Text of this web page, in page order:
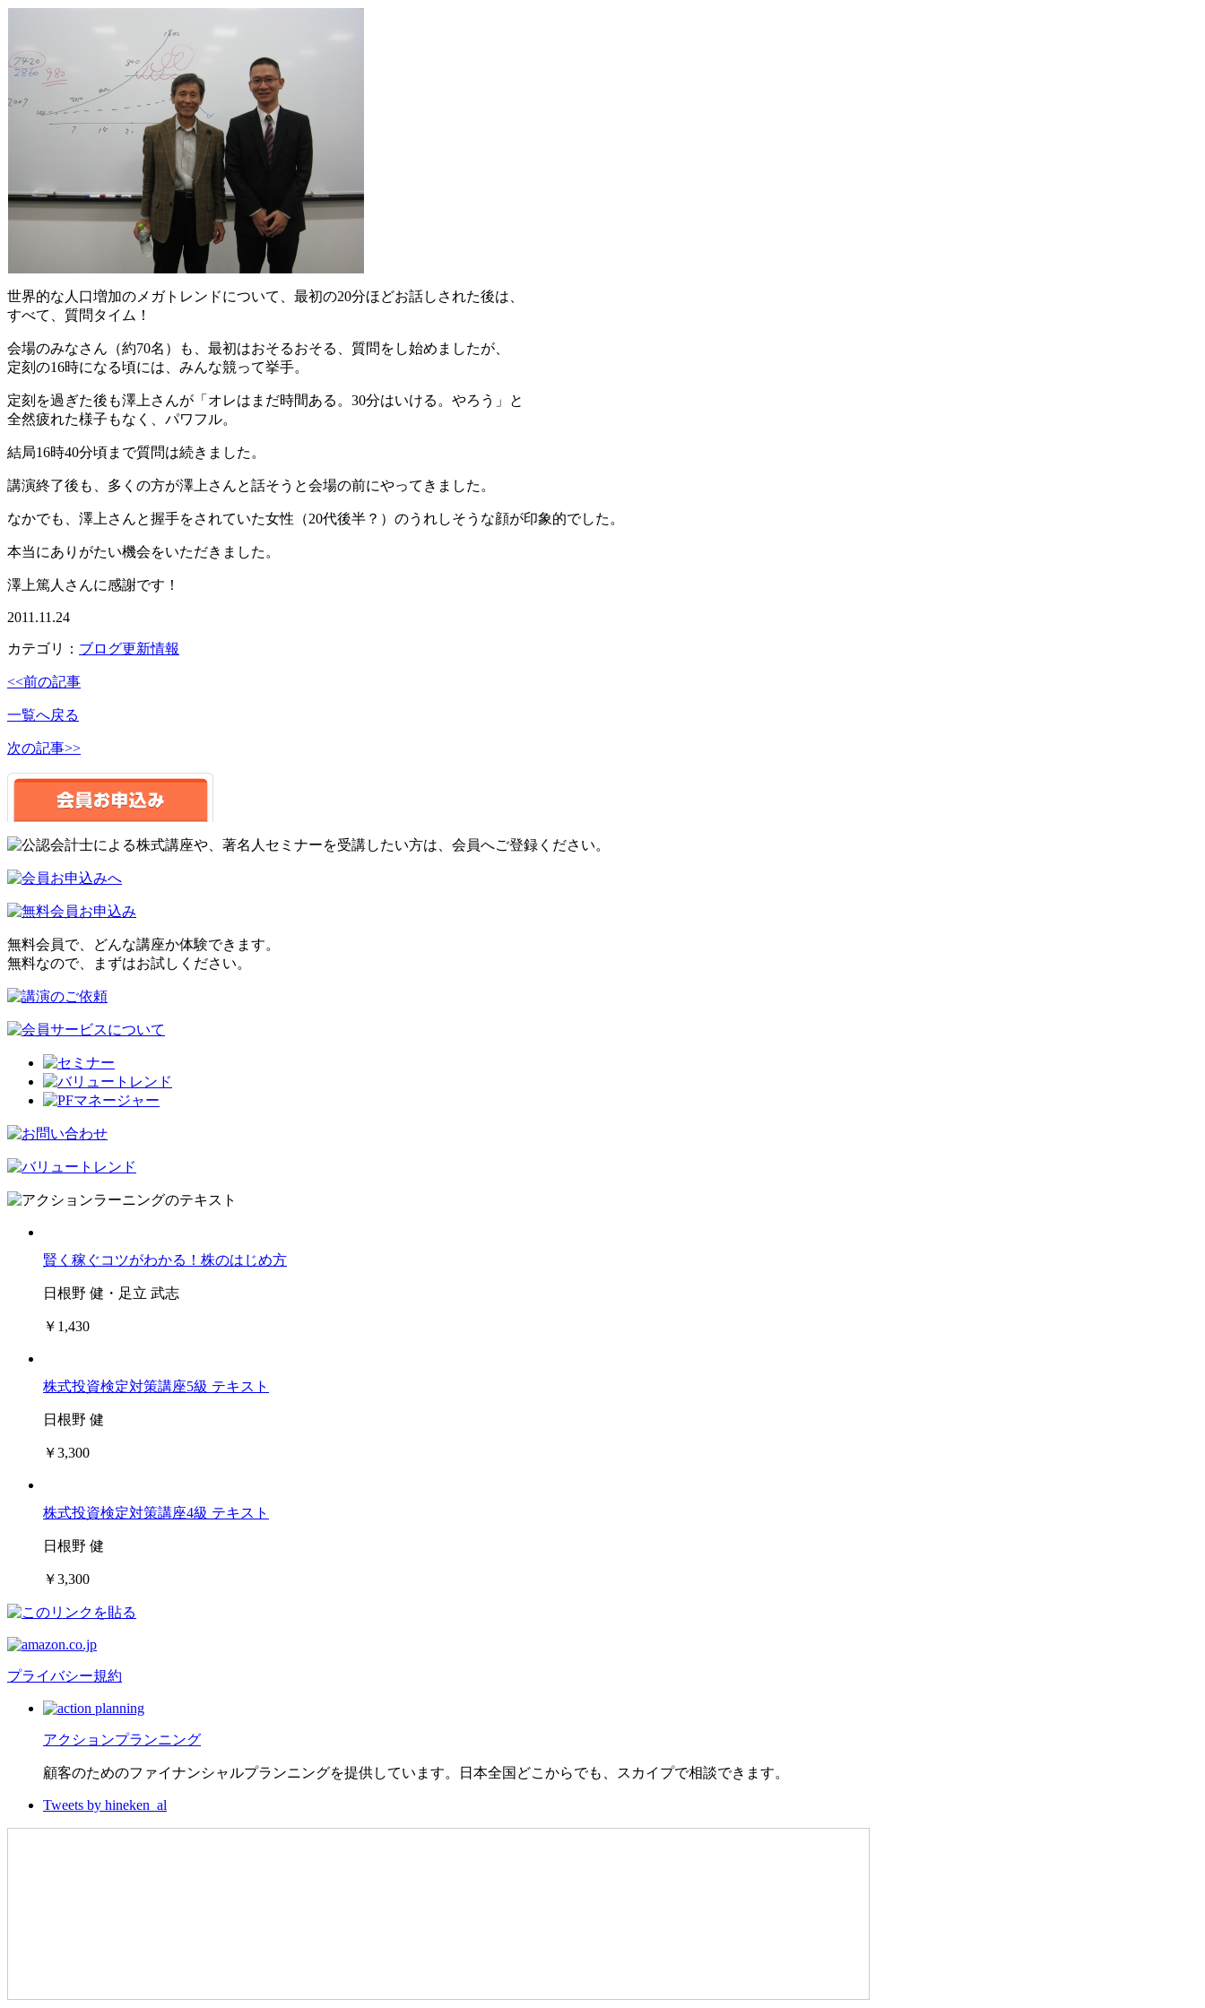
世界的な人口増加のメガトレンドについて、最初の20分ほどお話しされた後は、
すべて、質問タイム！
会場のみなさん（約70名）も、最初はおそるおそる、質問をし始めましたが、
定刻の16時になる頃には、みんな競って挙手。
定刻を過ぎた後も澤上さんが「オレはまだ時間ある。30分はいける。やろう」と
全然疲れた様子もなく、パワフル。
結局16時40分頃まで質問は続きました。
講演終了後も、多くの方が澤上さんと話そうと会場の前にやってきました。
なかでも、澤上さんと握手をされていた女性（20代後半？）のうれしそうな顔が印象的でした。
本当にありがたい機会をいただきました。
澤上篤人さんに感謝です！
2011.11.24
カテゴリ： ブログ更新情報
<<前の記事
一覧へ戻る
次の記事>>
無料会員で、どんな講座か体験できます。
無料なので、まずはお試しください。
賢く稼ぐコツがわかる！株のはじめ方
日根野 健・足立 武志
￥1,430
株式投資検定対策講座5級 テキスト
日根野 健
￥3,300
株式投資検定対策講座4級 テキスト
日根野 健
￥3,300
プライバシー規約
アクションプランニング
顧客のためのファイナンシャルプランニングを提供しています。日本全国どこからでも、スカイプで相談できます。
Tweets by hineken_al